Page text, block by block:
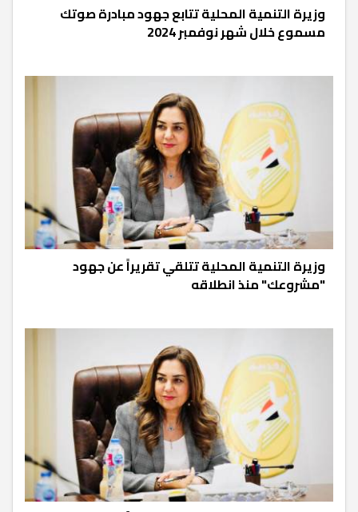
وزيرة التنمية المحلية تتابع جهود مبادرة صوتك
مسموع خلال شهر نوفمبر 2024
وزيرة التنمية المحلية تتلقي تقريراً عن جهود
"مشروعك" منذ انطلاقه